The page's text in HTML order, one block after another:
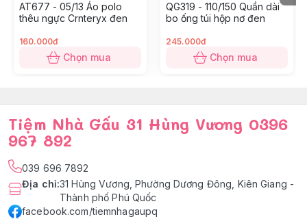
AT677 - 05/13 Áo polo
thêu ngực Crnteryx đen
160.000đ
Chọn mua
QG319 - 110/150 Quần dài
bo ống túi hộp nơ đen
245.000đ
Chọn mua
Tiệm Nhà Gấu 31 Hùng Vương 0396
967 892
039 696 7892
Địa chỉ:31 Hùng Vương, Phường Dương Đông, Kiên Giang -
Thành phố Phú Quốc
facebook.com/tiemnhagaupq